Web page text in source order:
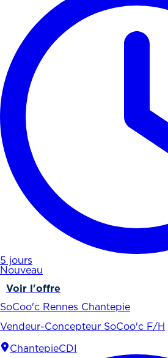
5 jours
Nouveau
Voir l'offre
SoCoo'c Rennes Chantepie
Vendeur-Concepteur SoCoo'c F/H
ChantepieCDI